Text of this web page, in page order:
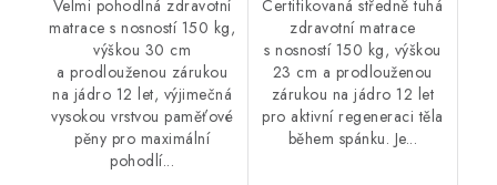
Velmi pohodlná zdravotní
matrace s nosností 150 kg,
výškou 30 cm
a prodlouženou zárukou
na jádro 12 let, výjimečná
vysokou vrstvou paměťové
pěny pro maximální
pohodlí...
Certifikovaná středně tuhá
zdravotní matrace
s nosností 150 kg, výškou
23 cm a prodlouženou
zárukou na jádro 12 let
pro aktivní regeneraci těla
během spánku. Je...